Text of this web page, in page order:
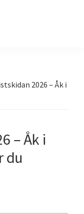
2026 – Åk i
– Åk i
du